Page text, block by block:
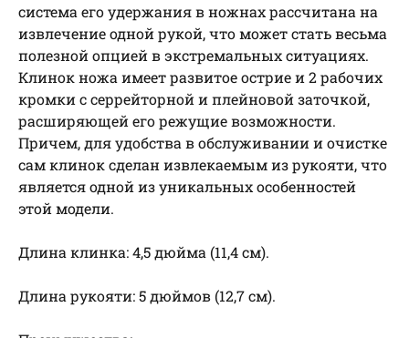
система его удержания в ножнах рассчитана на
извлечение одной рукой, что может стать весьма
полезной опцией в экстремальных ситуациях.
Клинок ножа имеет развитое острие и 2 рабочих
кромки с серрейторной и плейновой заточкой,
расширяющей его режущие возможности.
Причем, для удобства в обслуживании и очистке
сам клинок сделан извлекаемым из рукояти, что
является одной из уникальных особенностей
этой модели.
Длина клинка: 4,5 дюйма (11,4 см).
Длина рукояти: 5 дюймов (12,7 см).